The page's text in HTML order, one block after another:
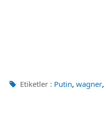
Etiketler : Putin, wagner,